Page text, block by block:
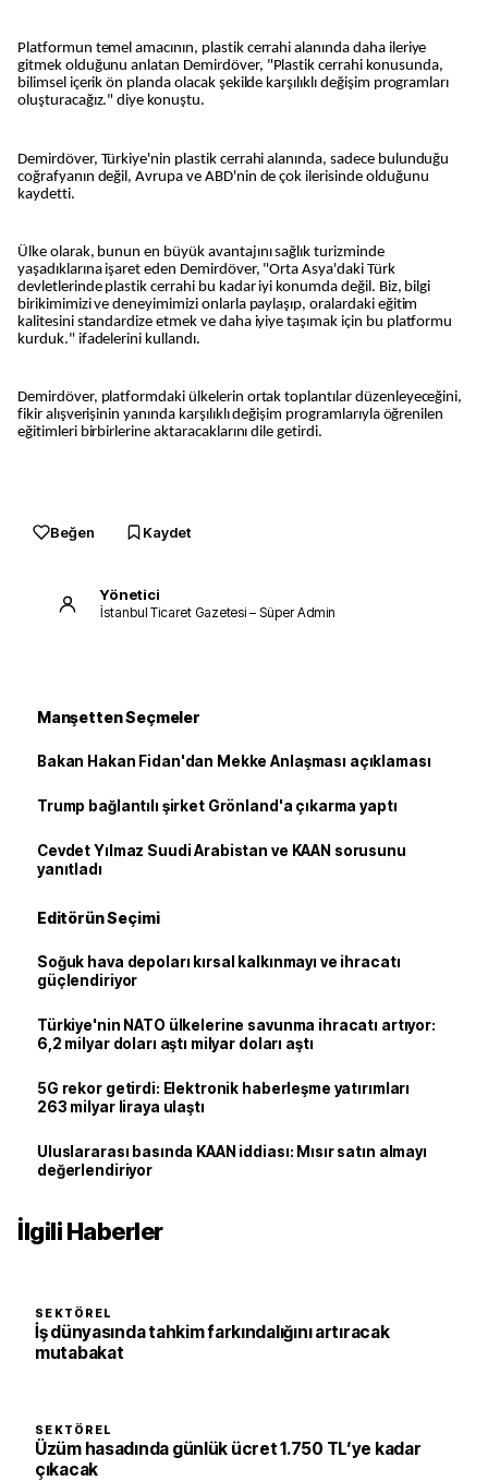
Platformun temel amacının, plastik cerrahi alanında daha ileriye
gitmek olduğunu anlatan Demirdöver, "Plastik cerrahi konusunda,
bilimsel içerik ön planda olacak şekilde karşılıklı değişim programları
oluşturacağız." diye konuştu.
Demirdöver, Türkiye'nin plastik cerrahi alanında, sadece bulunduğu
coğrafyanın değil, Avrupa ve ABD'nin de çok ilerisinde olduğunu
kaydetti.
Ülke olarak, bunun en büyük avantajını sağlık turizminde
yaşadıklarına işaret eden Demirdöver, "Orta Asya'daki Türk
devletlerinde plastik cerrahi bu kadar iyi konumda değil. Biz, bilgi
birikimimizi ve deneyimimizi onlarla paylaşıp, oralardaki eğitim
kalitesini standardize etmek ve daha iyiye taşımak için bu platformu
kurduk." ifadelerini kullandı.
Demirdöver, platformdaki ülkelerin ortak toplantılar düzenleyeceğini,
fikir alışverişinin yanında karşılıklı değişim programlarıyla öğrenilen
eğitimleri birbirlerine aktaracaklarını dile getirdi.
Beğen Kaydet
Yönetici
İstanbul Ticaret Gazetesi – Süper Admin
Manşetten Seçmeler
Bakan Hakan Fidan'dan Mekke Anlaşması açıklaması
Trump bağlantılı şirket Grönland'a çıkarma yaptı
Cevdet Yılmaz Suudi Arabistan ve KAAN sorusunu
yanıtladı
Editörün Seçimi
Soğuk hava depoları kırsal kalkınmayı ve ihracatı
güçlendiriyor
Türkiye'nin NATO ülkelerine savunma ihracatı artıyor:
6,2 milyar doları aştı milyar doları aştı
5G rekor getirdi: Elektronik haberleşme yatırımları
263 milyar liraya ulaştı
Uluslararası basında KAAN iddiası: Mısır satın almayı
değerlendiriyor
İlgili Haberler
SEKTÖREL
İş dünyasında tahkim farkındalığını artıracak
mutabakat
SEKTÖREL
Üzüm hasadında günlük ücret 1.750 TL’ye kadar
çıkacak